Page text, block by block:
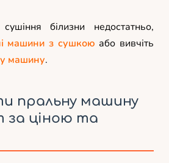
білизни недостатньо,
машини з сушкою або вивчіть
машину.
пральну машину
ціною та